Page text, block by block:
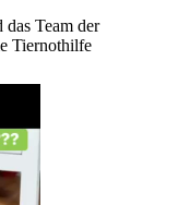
Team der
Tiernothilfe